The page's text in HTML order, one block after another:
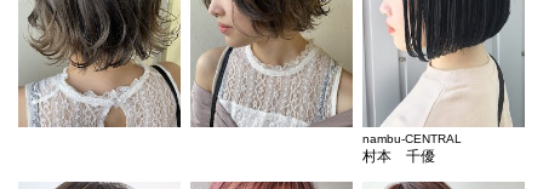
nambu-CENTRAL
村本 千優